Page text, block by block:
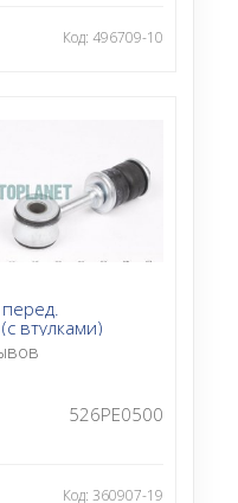
Код: 496709-10
втулками)
526PE0500
Код: 360907-19